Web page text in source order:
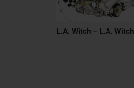
L.A. Witch – L.A. Witch